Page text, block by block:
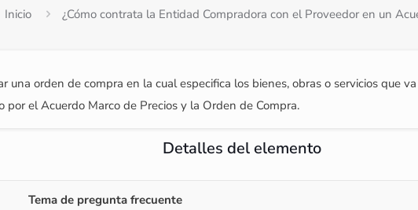
Inicio ¿Cómo contrata la Entidad Compradora con el Proveedor en un
una orden de compra en la cual especifica los bienes, obras o servicios que
el Acuerdo Marco de Precios y la Orden de Compra.
Detalles del elemento
Tema de pregunta frecuente